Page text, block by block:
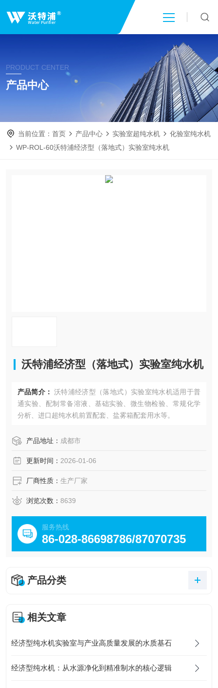
产品中心
新闻中心
PRODUCT CENTER
产品中心
当前位置：首页 产品中心 实验室超纯水机
化验室纯水机
WP-ROL-60沃特浦经济型（落地式）实验室纯水机
沃特浦经济型（落地式）实验室纯水机
产品简介： 沃特浦经济型（落地式）实验室纯水机适用于普
通实验、配制常备溶液、基础实验、微生物检验、常规化学
分析、进口超纯水机前置配套、盐雾箱配套用水等。
产品地址： 成都市
更新时间： 2026-01-06
厂商性质： 生产厂家
浏览次数： 8639
服务热线
86-028-86698786/87070735
产品分类
相关文章
经济型纯水机实验室与产业高质量发展的水质基石
经济型纯水机：从水源净化到精准制水的核心逻辑